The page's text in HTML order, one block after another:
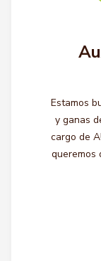
Estamos
y ganas
cargo de
queremos